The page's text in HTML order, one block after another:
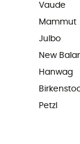
Vaude
Mammut
Julbo
New
Hanwag
Petzl